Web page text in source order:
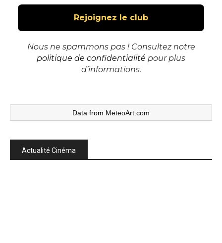
Nous ne spammons pas ! Consultez notre
politique de confidentialité pour plus
d’informations.
Data from MeteoArt.com
Actualité Cinéma